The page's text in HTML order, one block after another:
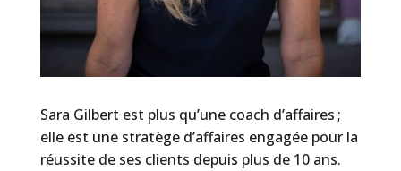
Sara Gilbert est plus qu’une coach d’affaires ;
elle est une stratège d’affaires engagée pour la
réussite de ses clients depuis plus de 10 ans.